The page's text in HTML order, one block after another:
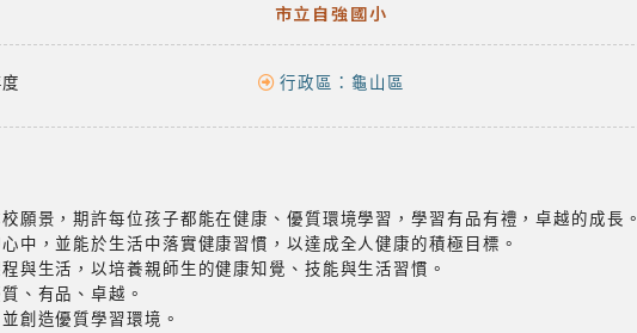
市立自強國小
行政區： 龜山區
願景，期許每位孩子都能在健康、優質環境學習，學習有品有禮，卓越的成長。
中，並能於生活中落實健康習慣，以達成全人健康的積極目標。
與生活，以培養親師生的健康知覺、技能與生活習慣。
、有品、卓越。
創造優質學習環境。